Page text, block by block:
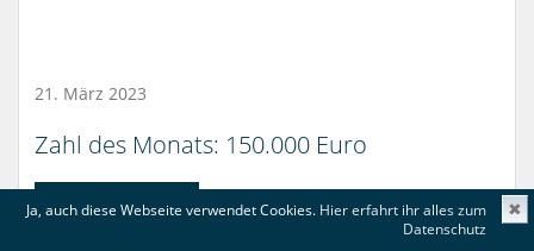
Ja, auch diese Webseite verwendet Cookies. Hier erfahrt ihr alles zum
Datenschutz
✖
21. März 2023
Zahl des Monats: 150.000 Euro
mehr lesen...